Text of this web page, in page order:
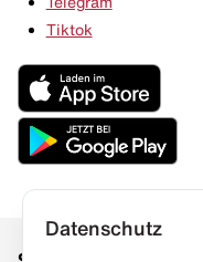
Tiktok
Datenschutz